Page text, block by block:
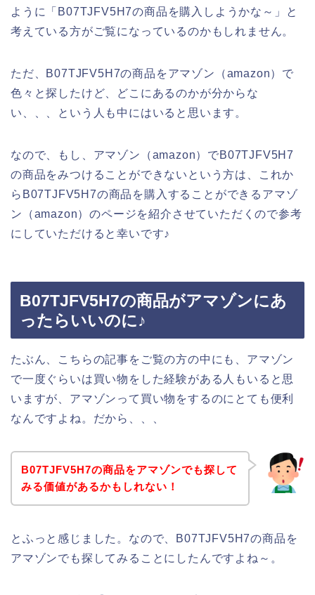
ように「B07TJFV5H7の商品を購入しようかな～」と
考えている方がご覧になっているのかもしれません。
ただ、B07TJFV5H7の商品をアマゾン（amazon）で
色々と探したけど、どこにあるのかが分からな
い、、、という人も中にはいると思います。
なので、もし、アマゾン（amazon）でB07TJFV5H7
の商品をみつけることができないという方は、これか
らB07TJFV5H7の商品を購入することができるアマゾ
ン（amazon）のページを紹介させていただくので参考
にしていただけると幸いです♪
B07TJFV5H7の商品がアマゾンにあ
ったらいいのに♪
たぶん、こちらの記事をご覧の方の中にも、アマゾン
で一度ぐらいは買い物をした経験がある人もいると思
いますが、アマゾンって買い物をするのにとても便利
なんですよね。だから、、、
B07TJFV5H7の商品をアマゾンでも探して
みる価値があるかもしれない！
とふっと感じました。なので、B07TJFV5H7の商品を
アマゾンでも探してみることにしたんですよね～。